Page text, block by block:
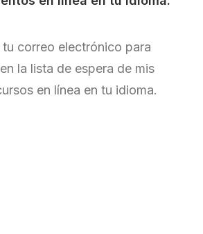
correo electrónico para
la lista de espera de mis
en línea en tu idioma.